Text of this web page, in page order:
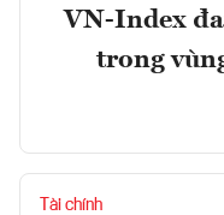
VN-Index
trong
Tài chính